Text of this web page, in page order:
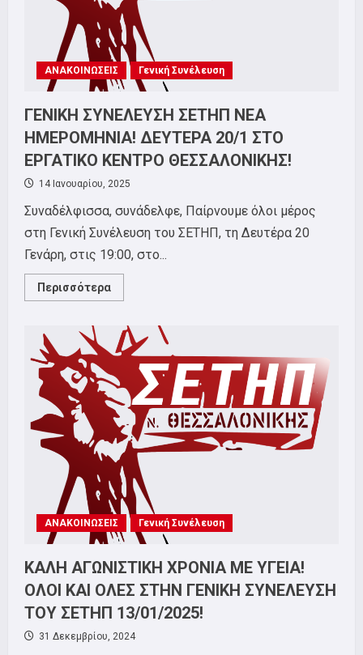
ΑΝΑΚΟΙΝΩΣΕΙΣ Γενική Συνέλευση
ΓΕΝΙΚΗ ΣΥΝΕΛΕΥΣΗ ΣΕΤΗΠ ΝΕΑ
ΗΜΕΡΟΜΗΝΙΑ! ΔΕΥΤΕΡΑ 20/1 ΣΤΟ
ΕΡΓΑΤΙΚΟ ΚΕΝΤΡΟ ΘΕΣΣΑΛΟΝΙΚΗΣ!
14 Ιανουαρίου, 2025
Συναδέλφισσα, συνάδελφε, Παίρνουμε όλοι μέρος
στη Γενική Συνέλευση του ΣΕΤΗΠ, τη Δευτέρα 20
Γενάρη, στις 19:00, στο...
Περισσότερα
more
ΣΥΝΕΛΕΥΣΗ
ΣΕΤΗΠ
ΝΕΑ
ΗΜΕΡΟΜΗΝΙΑ!
ΔΕΥΤΕΡΑ
20/1
ΣΤΟ
ΕΡΓΑΤΙΚΟ
ΚΕΝΤΡΟ
ΘΕΣΣΑΛΟΝΙΚΗΣ!
ΑΝΑΚΟΙΝΩΣΕΙΣ Γενική Συνέλευση
ΚΑΛΗ ΑΓΩΝΙΣΤΙΚΗ ΧΡΟΝΙΑ ΜΕ ΥΓΕΙΑ!
ΟΛΟΙ ΚΑΙ ΟΛΕΣ ΣΤΗΝ ΓΕΝΙΚΗ ΣΥΝΕΛΕΥΣΗ
ΤΟΥ ΣΕΤΗΠ 13/01/2025!
31 Δεκεμβρίου, 2024